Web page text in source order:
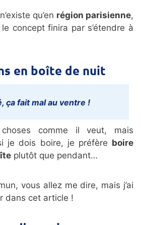
qu’en région parisienne,
concept finira par s’étendre à
en boîte de nuit
ça fait mal au ventre !
comme il veut, mais
je dois boire, je préfère boire
plutôt que pendant…
vous allez me dire, mais j’ai
dans cet article !